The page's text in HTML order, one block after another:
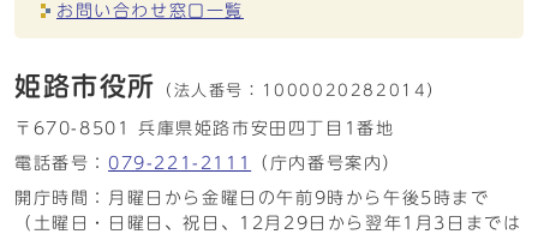
お問い合わせ窓口一覧
姫路市役所 （法人番号： 1000020282014）
〒670-8501 兵庫県姫路市安田四丁目1番地
電話番号： 079-221-2111
（庁内番号案内）
開庁時間：月曜日から金曜日の午前9時から午後5時まで
（土曜日・日曜日、祝日、12月29日から翌年1月3日までは